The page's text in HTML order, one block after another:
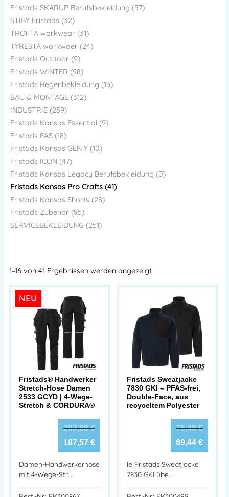
Fristads SKARUP Berufsbekleidung (57)
STIBY Fristads (32)
TROFTA workwear (31)
TYRESTA workwaer (24)
Fristads Outdoor (9)
Fristads WINTER (98)
Fristads Regenbekleidung (16)
BAU & MONTAGE (312)
INDUSTRIE (259)
Fristads Kansas Essential (9)
Fristads FAS (18)
Fristads Kansas GEN Y (10)
Fristads ICON (47)
Fristads Kansas Legacy Berufsbekleidung (0)
Fristads Kansas Pro Crafts (41)
Fristads Kansas Shorts (28)
Fristads Zubehör (95)
SERVICEBEKLEIDUNG (251)
1–16 von 41 Ergebnissen werden angezeigt
NEU
Fristads® Handwerker
Stretch-Hose Damen
2533 GCYD | 4-Wege-
Stretch & CORDURA®
203,88€
187,57 €
Damen-Handwerkerhose
mit 4-Wege-Str…
Fristads Sweatjacke
7830 GKI – PFAS-frei,
Double-Face, aus
recyceltem Polyester
75,48€
69,44 €
ie Fristads Sweatjacke
7830 GKI übe…